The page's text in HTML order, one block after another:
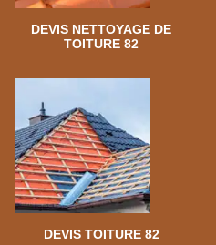
DEVIS NETTOYAGE DE
TOITURE 82
DEVIS TOITURE 82